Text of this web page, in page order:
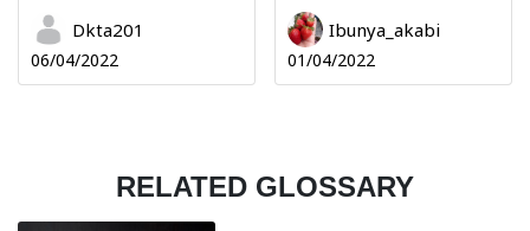
Dkta201
06/04/2022
Ibunya_akabi
01/04/2022
RELATED GLOSSARY